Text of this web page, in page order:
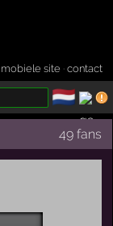
mobiele site ·contact
🇳🇱
49 fans